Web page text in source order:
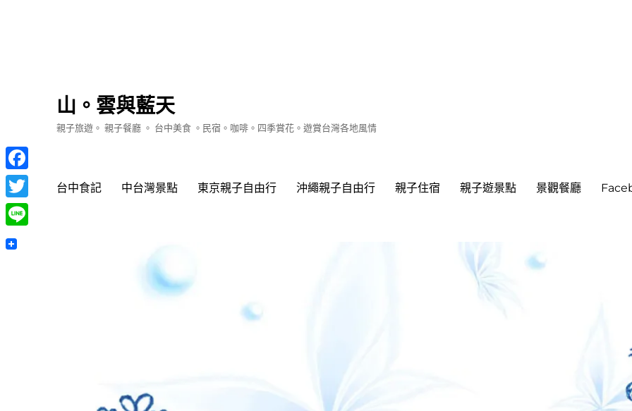
山。雲與藍天
親子旅遊。 親子餐廳 。 台中美食 。民宿。咖啡。四季賞花。遊賞台灣各地風情
台中食記 中台灣景點 東京親子自由行 沖繩親子自由行 親子住宿 親子遊景點 景觀餐廳
Facebook
Twitter
Line